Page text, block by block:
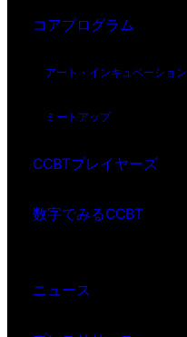
コアプログラム
アート・インキュベーション
ミートアップ
CCBTプレイヤーズ
数字でみるCCBT
ニュース